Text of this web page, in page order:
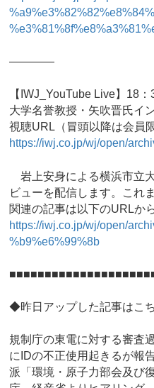
————
【IWJ_YouTube Live】18
大学名誉教授・矢吹晋氏イ
視聴URL（冒頭以降は会員
https://iwj.co.jp/wj/open/
岩上安身による横浜市立
ビューを配信します。これ
関連の記事は以下のURLか
https://iwj.co.jp/wj/open/
%b9%e6%99%8b
◆昨日アップした記事はこ
規制庁の東電に対する審査
にIDの不正使用起きるが報
派「環境・原子力部会及び